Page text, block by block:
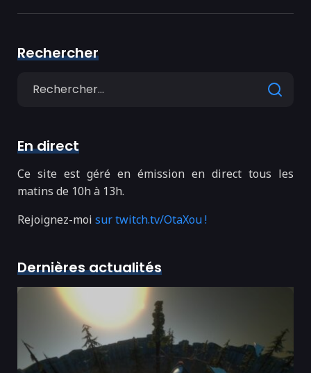
Rechercher
En direct
Ce site est géré en émission en direct tous les
matins de 10h à 13h.
Rejoignez-moi sur twitch.tv/OtaXou !
Dernières actualités